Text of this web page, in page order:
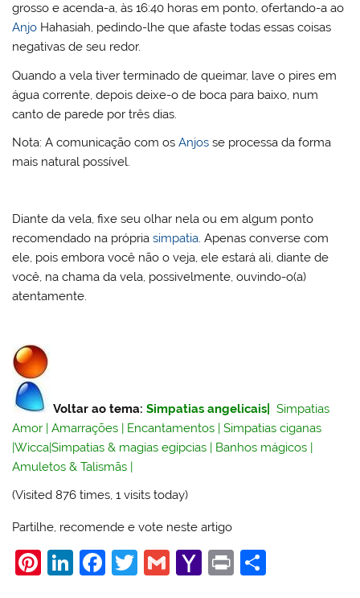
grosso e acenda-a, às 16:40 horas em ponto, ofertando-a ao
Anjo Hahasiah, pedindo-lhe que afaste todas essas coisas
negativas de seu redor.
Quando a vela tiver terminado de queimar, lave o pires em
água corrente, depois deixe-o de boca para baixo, num
canto de parede por três dias.
Nota: A comunicação com osAnjos se processa da forma
mais natural possível.
Diante da vela, fixe seu olhar nela ou em algum ponto
recomendado na própriasimpatia. Apenas converse com
ele, pois embora você não o veja, ele estará ali, diante de
você, na chama da vela, possivelmente, ouvindo-o(a)
atentamente.
Voltar ao tema: Simpatias angelicais
Simpatias
Amor |Amarrações | Encantamentos |Simpatias ciganas
|Wicca|Simpatias & magias egípcias | Banhos mágicos |
Amuletos & Talismãs |
(Visited 876 times, 1 visits today)
Partilhe, recomende e vote neste artigo
Pi Li F
T
G
Y
Pr